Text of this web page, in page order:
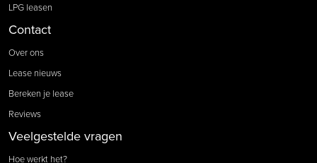
LPG leasen
Contact
Over ons
Lease nieuws
Bereken je lease
Reviews
Veelgestelde vragen
Hoe werkt het?